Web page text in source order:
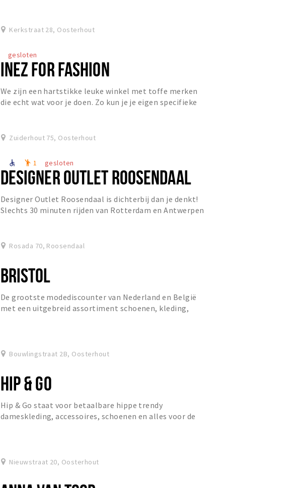
Kerkstraat 28, Oosterhout
gesloten
INEZ FOR FASHION
We zijn een hartstikke leuke winkel met toffe merken
die echt wat voor je doen. Zo kun je je eigen specifieke
Zuiderhout 75, Oosterhout
accessible emoji_people 1 gesloten
DESIGNER OUTLET ROOSENDAAL
Designer Outlet Roosendaal is dichterbij dan je denkt!
Slechts 30 minuten rijden van Rotterdam en Antwerpen
Rosada 70, Roosendaal
BRISTOL
De grootste modediscounter van Nederland en België
met een uitgebreid assortiment schoenen, kleding,
Bouwlingstraat 2B, Oosterhout
HIP & GO
Hip & Go staat voor betaalbare hippe trendy
dameskleding, accessoires, schoenen en alles voor de
Nieuwstraat 20, Oosterhout